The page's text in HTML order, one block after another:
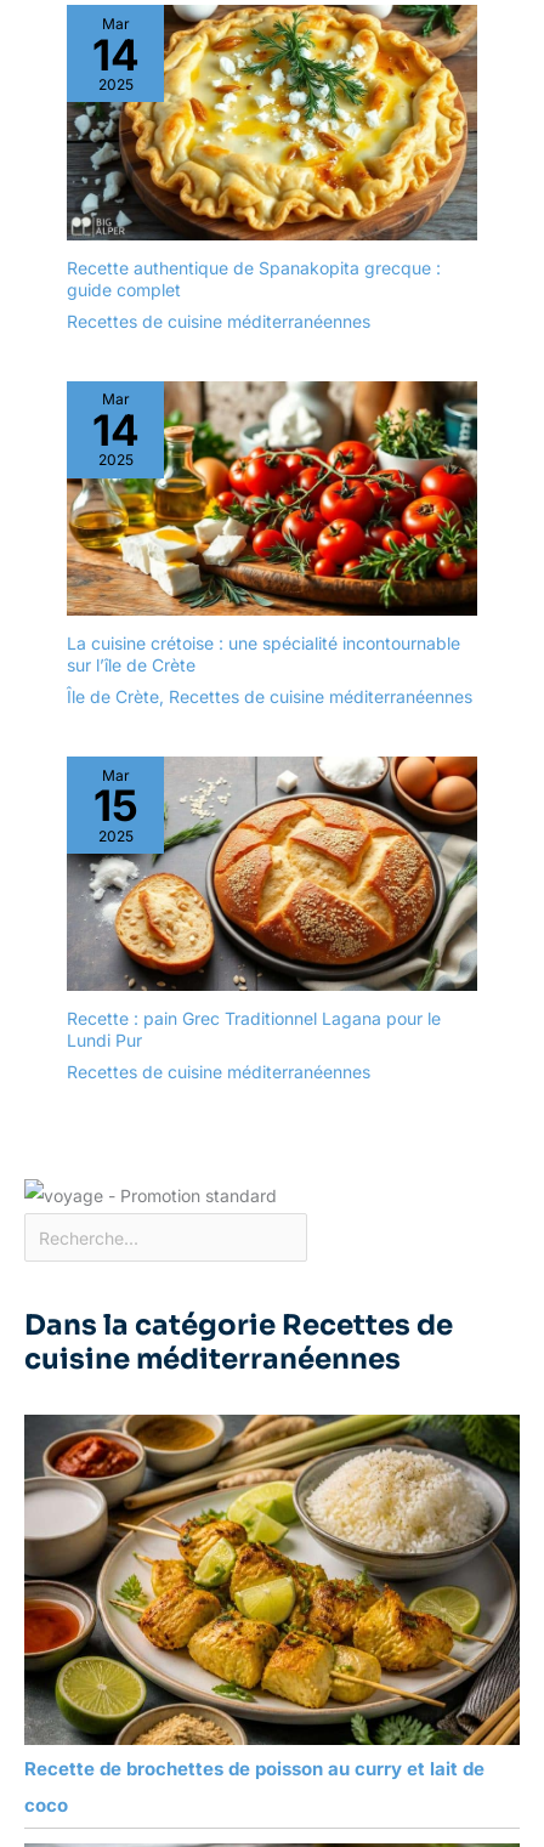
plusieurs pièces.
Mar
14
2025
Recette authentique de Spanakopita grecque :
guide complet
Recettes de cuisine méditerranéennes
Mar
14
2025
La cuisine crétoise : une spécialité incontournable
sur l’île de Crète
Île de Crète, Recettes de cuisine méditerranéennes
Mar
15
2025
Recette : pain Grec Traditionnel Lagana pour le
Lundi Pur
Recettes de cuisine méditerranéennes
Dans la catégorie Recettes de
cuisine méditerranéennes
Recette de brochettes de poisson au curry et lait de
coco